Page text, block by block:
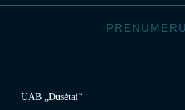
UAB „Dusėtai“